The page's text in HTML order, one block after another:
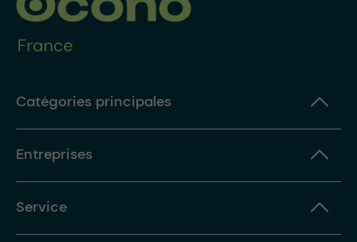
Catégories principales
Entreprises
Service